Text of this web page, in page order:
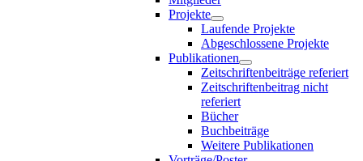
Projekte
Laufende Projekte
Abgeschlossene Projekte
Publikationen
Zeitschriftenbeiträge referiert
Zeitschriftenbeitrag nicht
referiert
Bücher
Buchbeiträge
Weitere Publikationen